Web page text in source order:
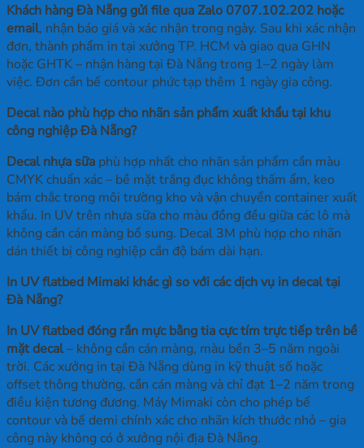
Khách hàng Đà Nẵng gửi file qua Zalo 0707.102.202 hoặc
email, nhận báo giá và xác nhận trong ngày. Sau khi xác nhận
đơn, thành phẩm in tại xưởng TP. HCM và giao qua GHN
hoặc GHTK – nhận hàng tại Đà Nẵng trong 1–2 ngày làm
việc. Đơn cần bế contour phức tạp thêm 1 ngày gia công.
Decal nào phù hợp cho nhãn sản phẩm xuất khẩu tại khu
công nghiệp Đà Nẵng?
Decal nhựa sữa phù hợp nhất cho nhãn sản phẩm cần màu
CMYK chuẩn xác – bề mặt trắng đục không thấm ẩm, keo
bám chắc trong môi trường kho và vận chuyển container xuất
khẩu. In UV trên nhựa sữa cho màu đồng đều giữa các lô mà
không cần cán màng bổ sung. Decal 3M phù hợp cho nhãn
dán thiết bị công nghiệp cần độ bám dài hạn.
In UV flatbed Mimaki khác gì so với các dịch vụ in decal tại
Đà Nẵng?
In UV flatbed đóng rắn mực bằng tia cực tím trực tiếp trên bề
mặt decal– không cần cán màng, màu bền 3–5 năm ngoài
trời. Các xưởng in tại Đà Nẵng dùng in kỹ thuật số hoặc
offset thông thường, cần cán màng và chỉ đạt 1–2 năm trong
điều kiện tương đương. Máy Mimaki còn cho phép bế
contour và bế demi chính xác cho nhãn kích thước nhỏ – gia
công này không có ở xưởng nội địa Đà Nẵng.